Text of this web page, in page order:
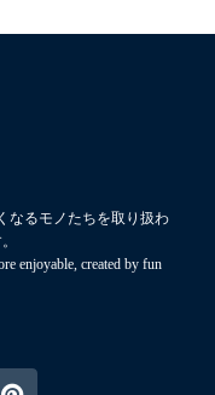
なるモノたちを取り扱わ
enjoyable, created by fun